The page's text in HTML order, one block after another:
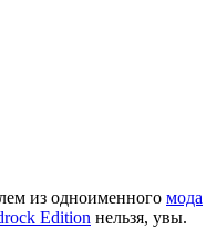
из одноименного мода
Edition нельзя, увы.